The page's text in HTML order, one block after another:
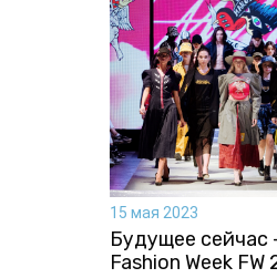
15 мая 2023
Будущее сейчас
Fashion Week